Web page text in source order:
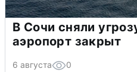
В Сочи сняли
аэропорт закрыт
6 августа 0